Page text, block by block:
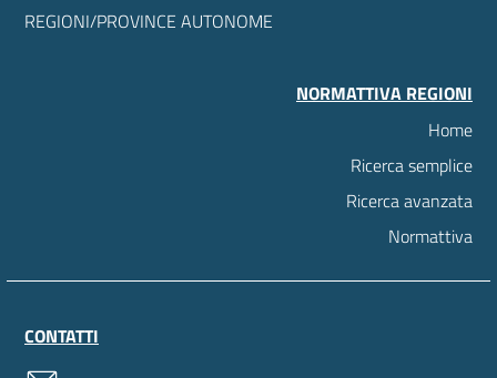
REGIONI/PROVINCE AUTONOME
NORMATTIVA REGIONI
Home
Ricerca semplice
Ricerca avanzata
Normattiva
CONTATTI